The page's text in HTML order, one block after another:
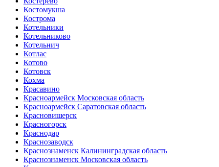
Костомукша
Кострома
Котельники
Котельниково
Котельнич
Котлас
Котово
Котовск
Кохма
Красавино
Красноармейск Московская область
Красноармейск Саратовская область
Красновишерск
Красногорск
Краснодар
Краснозаводск
Краснознаменск Калининградская область
Краснознаменск Московская область